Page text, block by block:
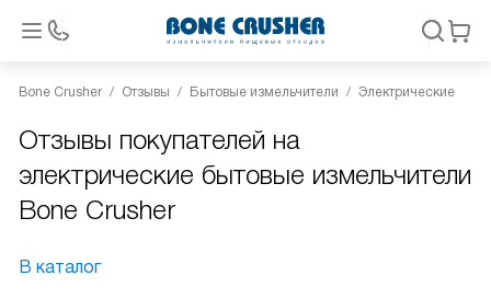
Bone Crusher Отзывы Бытовые измельчители Электрические
Отзывы покупателей на
электрические бытовые измельчители
Bone Crusher
В каталог